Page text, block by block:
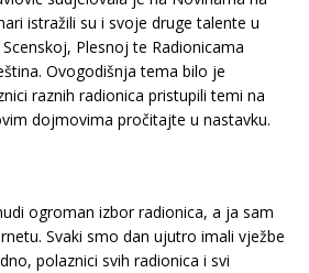
istražili su i svoje druge talente u
Plesnoj te Radionicama
Ovogodišnja tema bilo je
raznih radionica pristupili temi na
dojmovima pročitajte u nastavku.
ogroman izbor radionica, a ja sam
Svaki smo dan ujutro imali vježbe
polaznici svih radionica i svi